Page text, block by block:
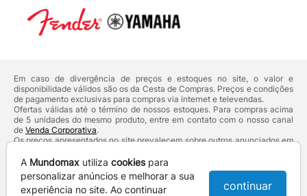
Em caso de divergência de preços e estoques no site, o valor e
disponibilidade válidos são os da Cesta de Compras. Preços e condições
de pagamento exclusivas para compras via internet e televendas.
Ofertas válidas até o término de nossos estoques. Para compras acima
de 5 unidades do mesmo produto, entre em contato com o nosso canal
de Venda Corporativa.
Os preços apresentados no site prevalecem sobre outros anunciados em
Defesa do Consumidor:Lei nº 8.078.
Vendas sujeitas à confirmação de dados e análises de crédito e risco.
Razão Social: Hayamax Distribuidora de Produtos Eletrônicos Ltda -
A Mundomax utiliza cookiespara
personalizar anúncios e melhorar a sua
experiência no site. Ao continuar
continuar